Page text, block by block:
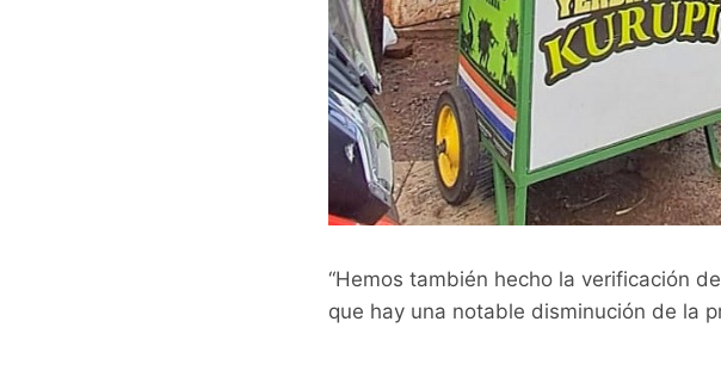
“Hemos también hecho la verificación
que hay una notable disminución de la